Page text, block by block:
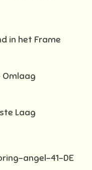
in het Frame
Omlaag
Laag
angel-41-DE